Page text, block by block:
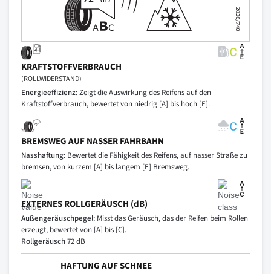
KRAFTSTOFFVERBRAUCH
(ROLLWIDERSTAND)
Energieeffizienz:Zeigt die Auswirkung des Reifens auf den
Kraftstoffverbrauch, bewertet von niedrig [A] bis hoch [E].
BREMSWEG AUF NASSER FAHRBAHN
Nasshaftung: Bewertet die Fähigkeit des Reifens, auf nasser Straße zu
bremsen, von kurzem [A] bis langem [E] Bremsweg.
EXTERNES ROLLGERÄUSCH (dB)
Außengeräuschpegel: Misst das Geräusch, das der Reifen beim Rollen
erzeugt, bewertet von [A] bis [C].
Rollgeräusch72 dB
HAFTUNG AUF SCHNEE